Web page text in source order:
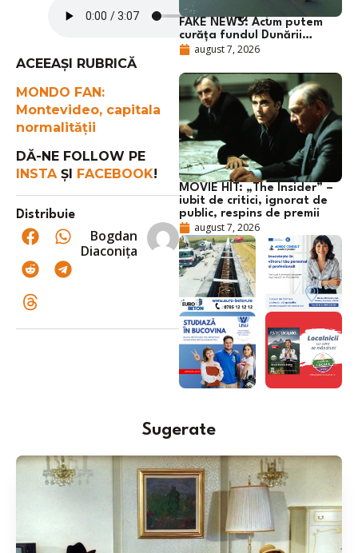
ACEEAȘI RUBRICĂ
MONDO FAN:
Montevideo, capitala
normalității
DĂ-NE FOLLOW PE
INSTA ȘI FACEBOOK!
Distribuie
Bogdan
Diaconița
FAKE NEWS: Acum putem
curăța fundul Dunării…
august 7, 2026
MOVIE HIT: „The Insider” –
iubit de critici, ignorat de
public, respins de premii
august 7, 2026
Sugerate